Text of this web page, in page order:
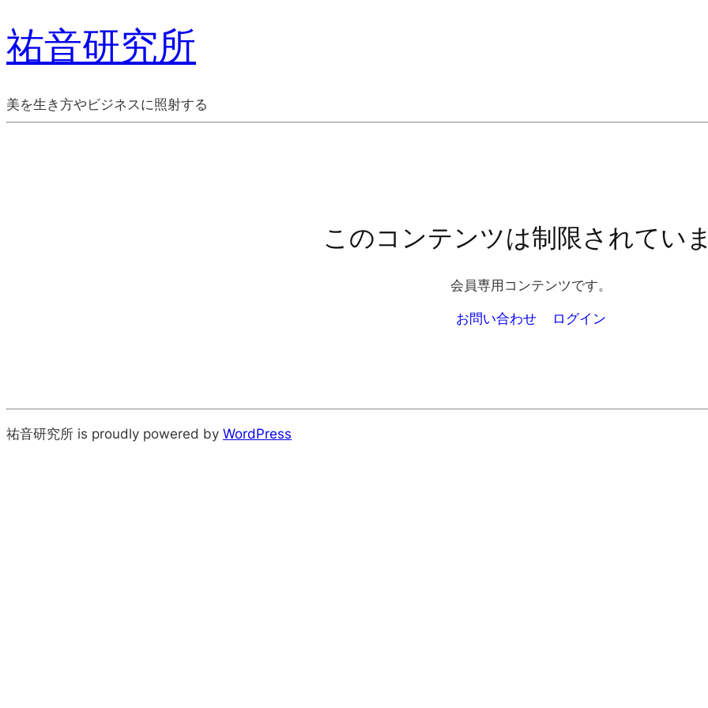
祐音研究所
美を生き方やビジネスに照射する
このコンテンツは制限されてい
会員専用コンテンツです。
お問い合わせ ログイン
祐音研究所 is proudly powered by WordPress